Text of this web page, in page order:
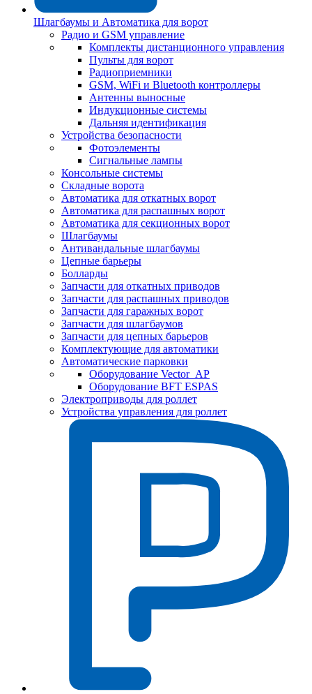
Шлагбаумы и Автоматика для ворот
Радио и GSM управление
Комплекты дистанционного управления
Пульты для ворот
Радиоприемники
GSM, WiFi и Bluetooth контроллеры
Антенны выносные
Индукционные системы
Дальняя идентификация
Устройства безопасности
Фотоэлементы
Сигнальные лампы
Консольные системы
Складные ворота
Автоматика для откатных ворот
Автоматика для распашных ворот
Автоматика для секционных ворот
Шлагбаумы
Антивандальные шлагбаумы
Цепные барьеры
Болларды
Запчасти для откатных приводов
Запчасти для распашных приводов
Запчасти для гаражных ворот
Запчасти для шлагбаумов
Запчасти для цепных барьеров
Комплектующие для автоматики
Автоматические парковки
Оборудование Vector_AP
Оборудование BFT ESPAS
Электроприводы для роллет
Устройства управления для роллет